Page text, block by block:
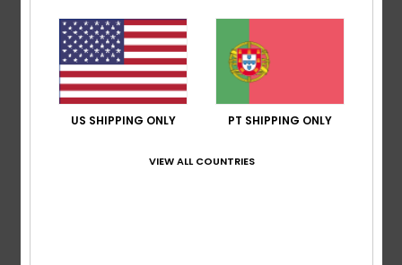
5
US SHIPPING ONLY PT SHIPPING ONLY
VIEW ALL COUNTRIES